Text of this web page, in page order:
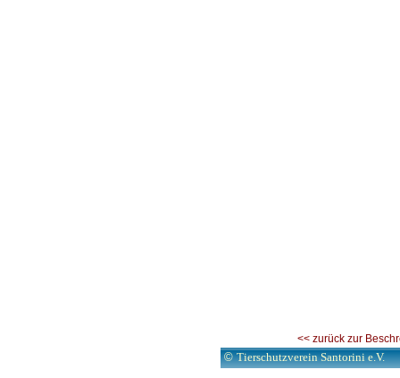
<< zurück zur
©Tierschutzverein Santorini e.V.